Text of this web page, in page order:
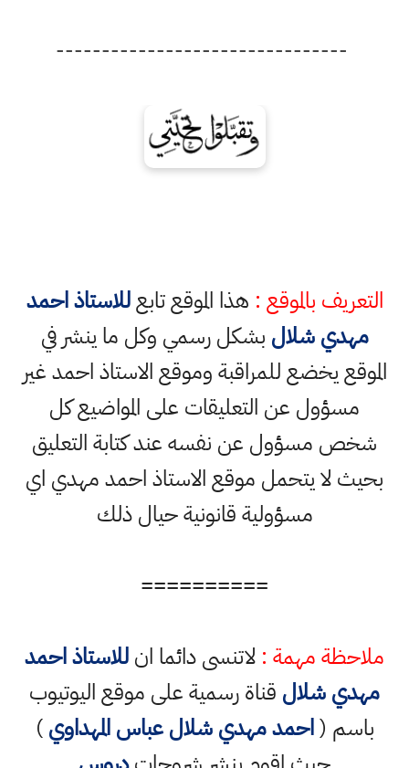
--------------------------------
التعريف بالموقع : هذا الموقع تابعللاستاذ احمد
مهدي شلال بشكل رسمي وكل ما ينشر في
الموقع يخضع للمراقبة وموقع الاستاذ احمد غير
مسؤول عن التعليقات على المواضيع كل
شخص مسؤول عن نفسه عند كتابة التعليق
بحيث لا يتحمل موقع الاستاذ احمد مهدي اي
مسؤولية قانونية حيال ذلك
==========
ملاحظة مهمة : لاتنسى دائما انللاستاذ احمد
مهدي شلال قناة رسمية على موقع اليوتيوب
باسم (احمد مهدي شلال عباس المهداوي)